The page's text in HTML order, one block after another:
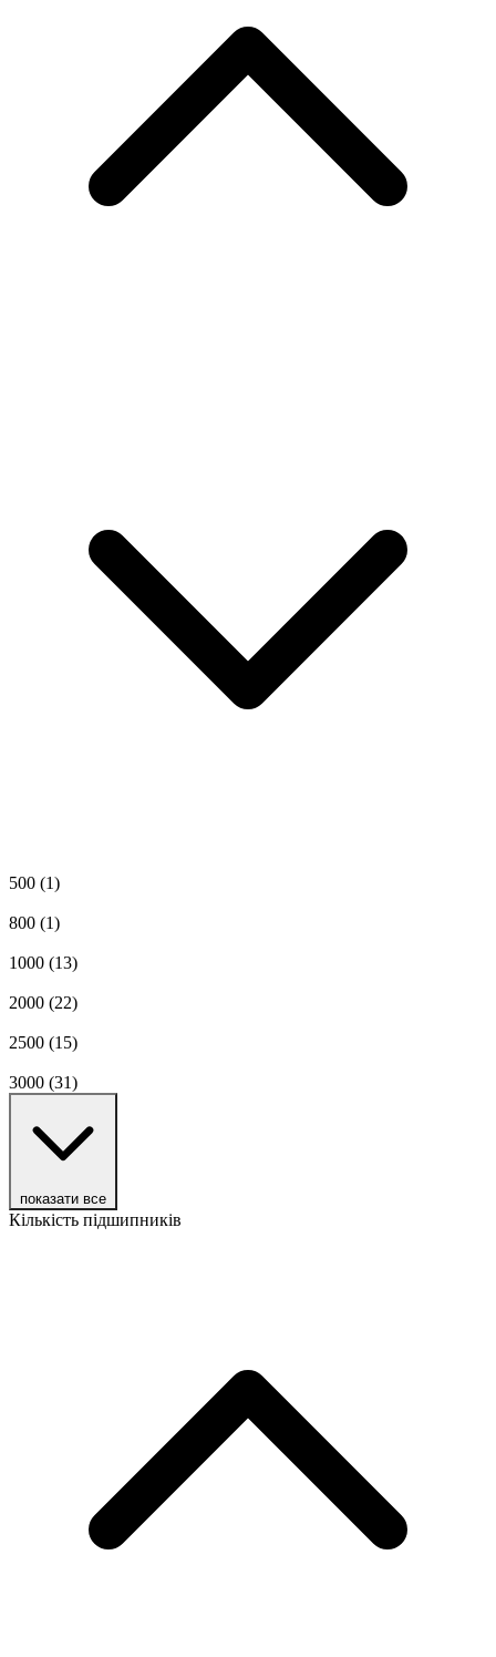
500 (1)
800 (1)
1000 (13)
2000 (22)
2500 (15)
3000 (31)
показати все
Кількість підшипників